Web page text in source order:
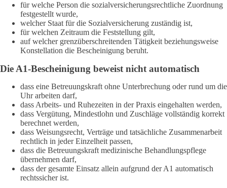
für welche Person die sozialversicherungsrechtliche Zuordnung
festgestellt wurde,
welcher Staat für die Sozialversicherung zuständig ist,
für welchen Zeitraum die Feststellung gilt,
auf welcher grenzüberschreitenden Tätigkeit beziehungsweise
Konstellation die Bescheinigung beruht.
Die A1-Bescheinigung beweist nicht automatisch
dass eine Betreuungskraft ohne Unterbrechung oder rund um die
Uhr arbeiten darf,
dass Arbeits- und Ruhezeiten in der Praxis eingehalten werden,
dass Vergütung, Mindestlohn und Zuschläge vollständig korrekt
berechnet werden,
dass Weisungsrecht, Verträge und tatsächliche Zusammenarbeit
rechtlich in jeder Einzelheit passen,
dass die Betreuungskraft medizinische Behandlungspflege
übernehmen darf,
dass der gesamte Einsatz allein aufgrund der A1 automatisch
rechtssicher ist.